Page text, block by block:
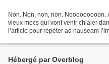
Non. Non, non, non.
vieux mecs qui vont venir chialer
l’article pour répéter ad nauseam
Hébergé par Overblog